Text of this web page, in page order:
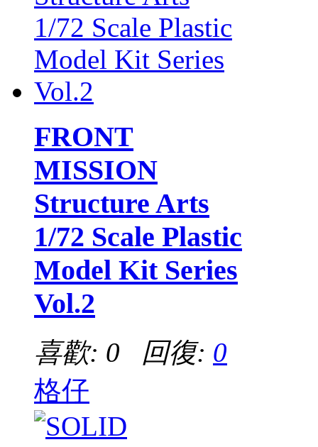
FRONT
MISSION
Structure Arts
1/72 Scale Plastic
Model Kit Series
Vol.2
喜歡: 0 回復: 0
格仔